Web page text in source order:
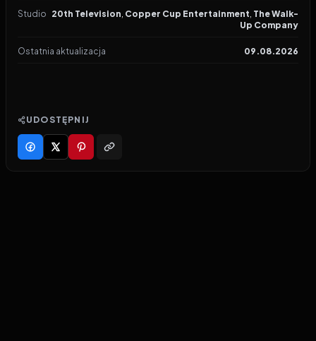
Studio 20th Television, Copper Cup Entertainment, The Walk-
Up Company
Ostatnia aktualizacja 09.08.2026
UDOSTĘPNIJ